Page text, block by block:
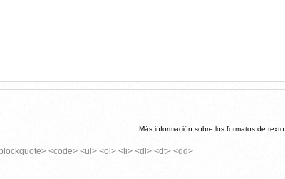
Más información sobre los formatos de texto
<code> <ul> <ol> <li> <dl> <dt> <dd>